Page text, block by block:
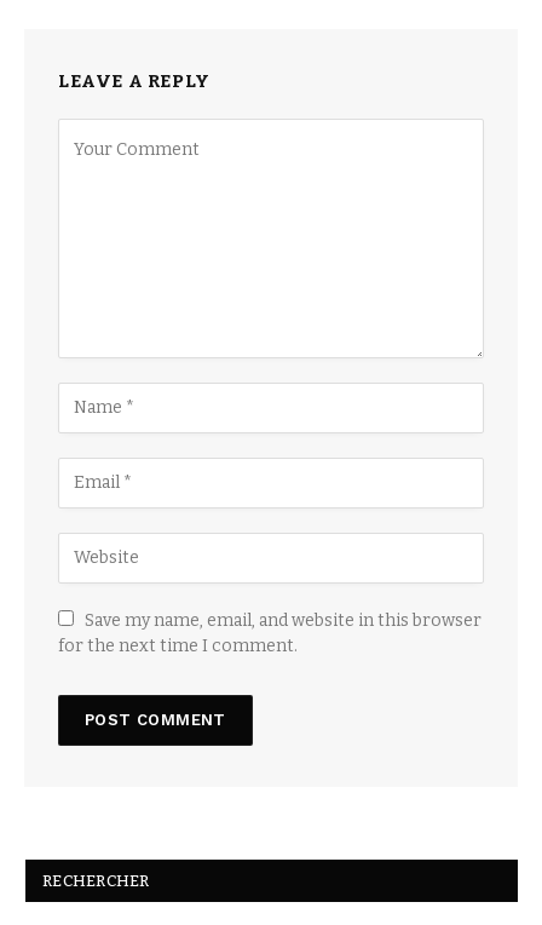
LEAVE A REPLY
Save my name, email, and website in this browser
for the next time I comment.
RECHERCHER